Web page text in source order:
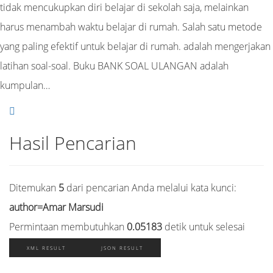
tidak mencukupkan diri belajar di sekolah saja, melainkan
harus menambah waktu belajar di rumah. Salah satu metode
yang paling efektif untuk belajar di rumah. adalah mengerjakan
latihan soal-soal. Buku BANK SOAL ULANGAN adalah
kumpulan…
Hasil Pencarian
Ditemukan 5 dari pencarian Anda melalui kata kunci:
author=Amar Marsudi
Permintaan membutuhkan 0.05183 detik untuk selesai
XML RESULT JSON RESULT